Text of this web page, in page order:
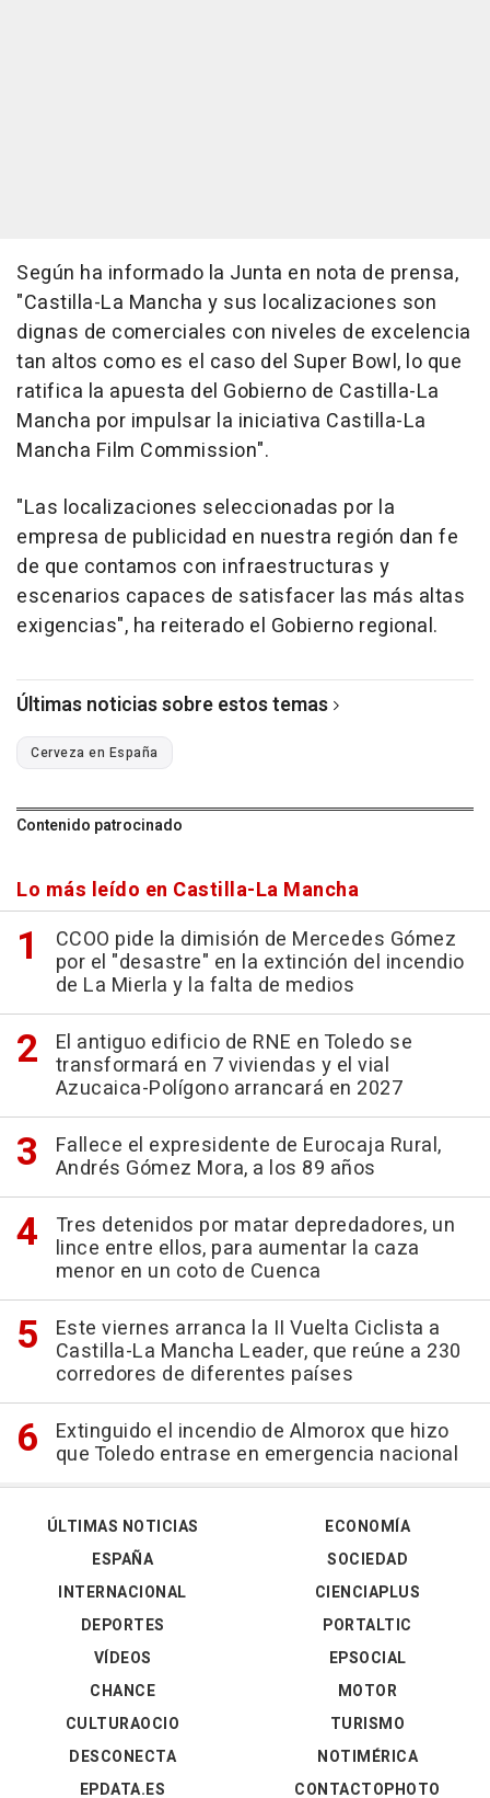
Según ha informado la Junta en nota de prensa,
"Castilla-La Mancha y sus localizaciones son
dignas de comerciales con niveles de excelencia
tan altos como es el caso del Super Bowl, lo que
ratifica la apuesta del Gobierno de Castilla-La
Mancha por impulsar la iniciativa Castilla-La
Mancha Film Commission".
"Las localizaciones seleccionadas por la
empresa de publicidad en nuestra región dan fe
de que contamos con infraestructuras y
escenarios capaces de satisfacer las más altas
exigencias", ha reiterado el Gobierno regional.
Últimas noticias sobre estos temas
Cerveza en España
Contenido patrocinado
Lo más leído en Castilla-La Mancha
CCOO pide la dimisión de Mercedes Gómez
por el "desastre" en la extinción del incendio
de La Mierla y la falta de medios
El antiguo edificio de RNE en Toledo se
transformará en 7 viviendas y el vial
Azucaica-Polígono arrancará en 2027
Fallece el expresidente de Eurocaja Rural,
Andrés Gómez Mora, a los 89 años
Tres detenidos por matar depredadores, un
lince entre ellos, para aumentar la caza
menor en un coto de Cuenca
Este viernes arranca la II Vuelta Ciclista a
Castilla-La Mancha Leader, que reúne a 230
corredores de diferentes países
Extinguido el incendio de Almorox que hizo
que Toledo entrase en emergencia nacional
ÚLTIMAS NOTICIAS
ESPAÑA
INTERNACIONAL
DEPORTES
VÍDEOS
ECONOMÍA
SOCIEDAD
CIENCIAPLUS
PORTALTIC
EPSOCIAL
CHANCE
CULTURAOCIO
DESCONECTA
EPDATA.ES
MOTOR
TURISMO
NOTIMÉRICA
CONTACTOPHOTO